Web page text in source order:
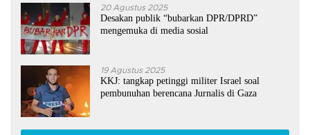
20 Agustus 2025
Desakan publik “bubarkan DPR/DPRD”
mengemuka di media sosial
19 Agustus 2025
KKJ: tangkap petinggi militer Israel soal
pembunuhan berencana Jurnalis di Gaza